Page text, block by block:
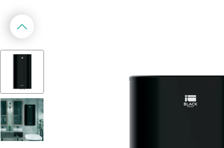
П
р
е
д
ы
д
у
щ
и
й
с
л
а
й